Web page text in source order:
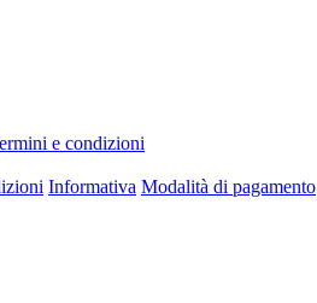
e condizioni
Informativa Modalità di pagamento